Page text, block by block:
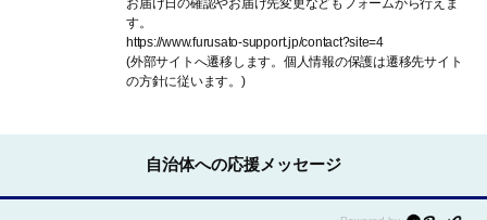
す。
https://www.furusato-support.jp/contact?site=4
(外部サイトへ遷移します。個人情報の保護は遷移先サイト
の方針に従います。)
自治体への応援メッセージ